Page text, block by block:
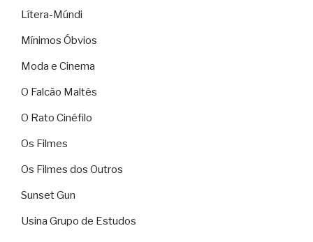
Lítera-Múndi
Mínimos Óbvios
Moda e Cinema
O Falcão Maltês
O Rato Cinéfilo
Os Filmes
Os Filmes dos Outros
Sunset Gun
Usina Grupo de Estudos